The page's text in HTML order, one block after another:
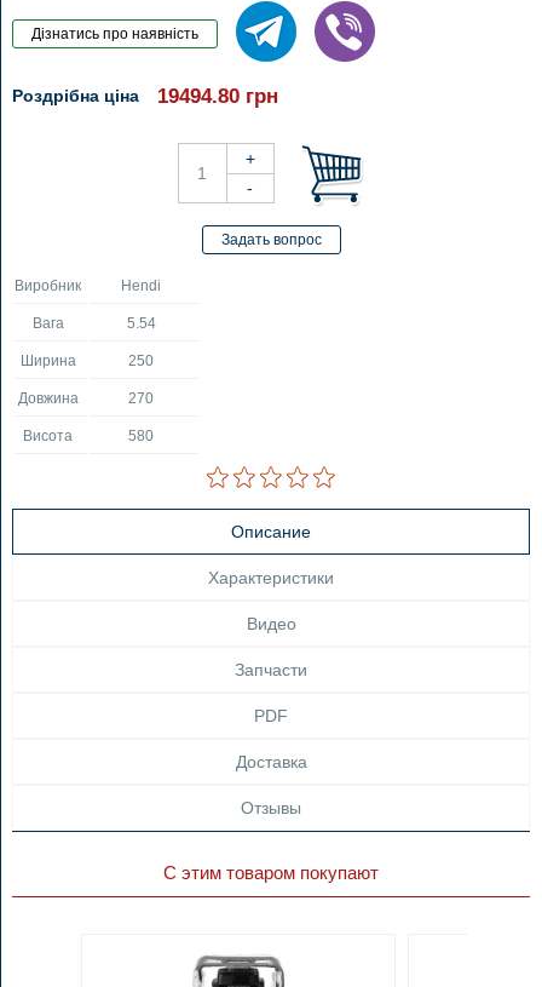
Роздрібна ціна 19494.80 грн
Виробник Hendi
Вага 5.54
Ширина 250
Довжина 270
Висота 580
Описание
Характеристики
Видео
Запчасти
PDF
Доставка
Отзывы
С этим товаром покупают